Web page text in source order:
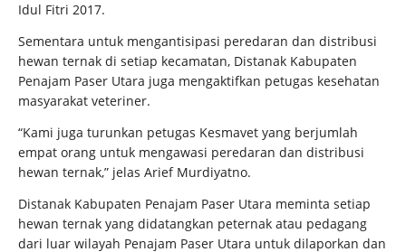
Idul Fitri 2017.
Sementara untuk mengantisipasi peredaran dan distribusi
hewan ternak di setiap kecamatan, Distanak Kabupaten
Penajam Paser Utara juga mengaktifkan petugas kesehatan
masyarakat veteriner.
“Kami juga turunkan petugas Kesmavet yang berjumlah
empat orang untuk mengawasi peredaran dan distribusi
hewan ternak,” jelas Arief Murdiyatno.
Distanak Kabupaten Penajam Paser Utara meminta setiap
hewan ternak yang didatangkan peternak atau pedagang
dari luar wilayah Penajam Paser Utara untuk dilaporkan dan